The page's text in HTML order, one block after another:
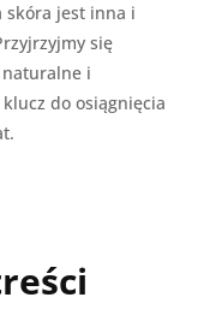
skóra jest inna i
się
naturalne i
do osiągnięcia